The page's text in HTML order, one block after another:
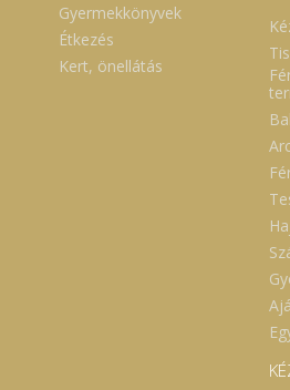
Gyermekkönyvek
Étkezés
Kert, önellátás